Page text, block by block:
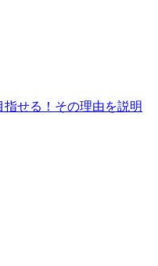
せる！その理由を説明